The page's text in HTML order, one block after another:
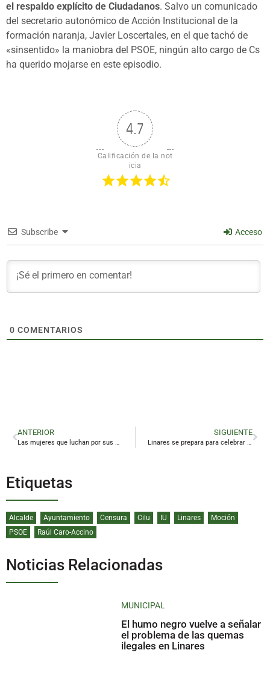
el respaldo explícito de Ciudadanos. Salvo un comunicado
del secretario autonómico de Acción Institucional de la
formación naranja, Javier Loscertales, en el que tachó de
«sinsentido» la maniobra del PSOE, ningún alto cargo de Cs
ha querido mojarse en este episodio.
4.7
Calificación de la not
icia
Subscribe Acceso
0 COMENTARIOS
ANTERIOR
Las mujeres que luchan por sus montañas
SIGUIENTE
Linares se prepara para celebrar el 75 aniversario de la muerte de Manolete
Etiquetas
Alcalde Ayuntamiento Censura Cilu IU Linares
Moción
PSOE
Raúl Caro-Accino
Noticias Relacionadas
MUNICIPAL
El humo negro vuelve a señalar
el problema de las quemas
ilegales en Linares